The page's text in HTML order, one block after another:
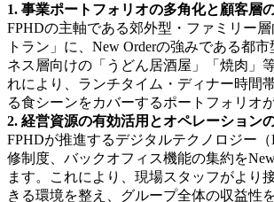
1. 事業ポートフォリオの多角化と顧客層
FPHDの主軸である郊外型・ファミリー
トラン」に、New Orderの強みである都
ネス層向けの「うどん居酒屋」「焼肉」
れにより、ランチタイム・ディナー時間
る食シーンをカバーするポートフォリオ
2. 経営資源の有効活用とオペレーション
FPHDが推進するデジタルテクノロジー
修制度、バックオフィス機能の集約を
ます。これにより、現場スタッフがより
きる環境を整え、グループ全体の収益性